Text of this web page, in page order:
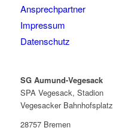
Ansprechpartner
Impressum
Datenschutz
SG Aumund-Vegesack
SPA Vegesack, Stadion
Vegesacker Bahnhofsplatz
28757 Bremen